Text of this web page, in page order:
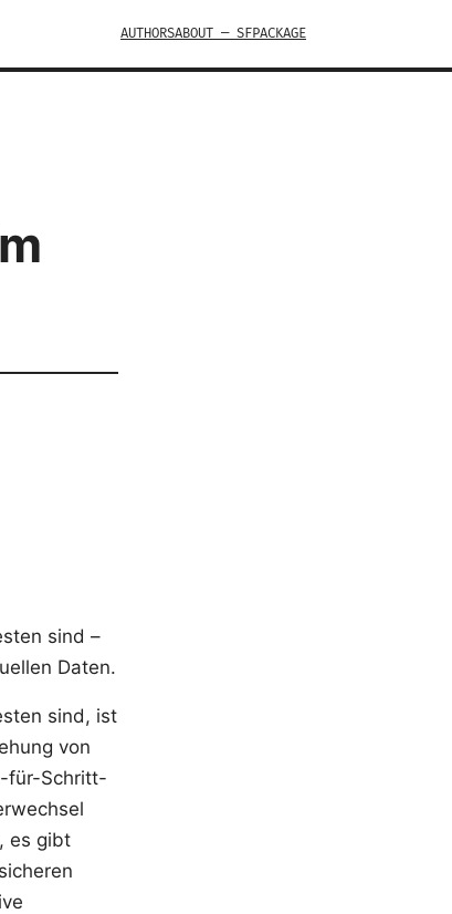
AUTHORSABOUT — SFPACKAGE
sind –
Daten.
sind, ist
von
für-Schritt-
es gibt